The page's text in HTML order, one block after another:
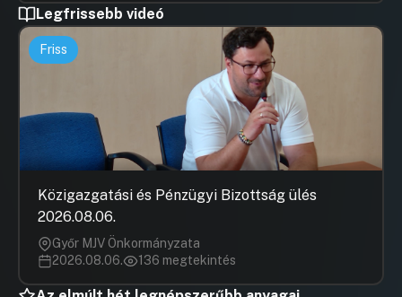
Legfrissebb videó
Friss
Közigazgatási és Pénzügyi Bizottság ülés
2026.08.06.
Győr MJV Önkormányzata
2026.08.06.
136 megtekintés